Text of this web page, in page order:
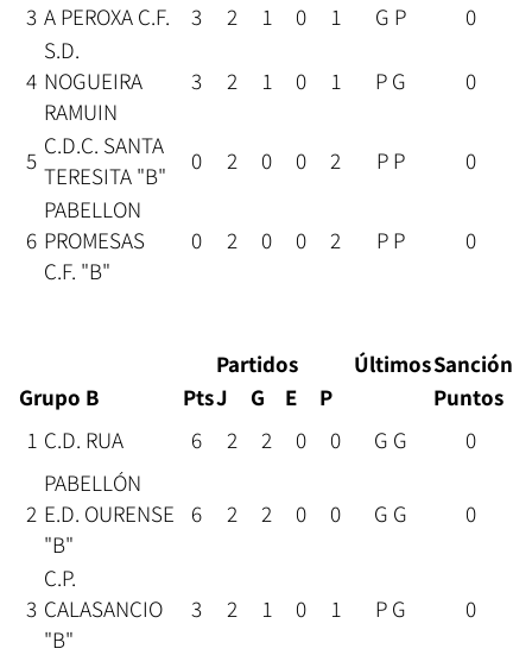
3 A PEROXA C.F. 3 2 1 0 1 G P 0
4
S.D.
NOGUEIRA
RAMUIN
3 2 1 0 1 P G 0
5
C.D.C. SANTA
TERESITA "B"
0 2 0 0 2 P P 0
6
PABELLON
PROMESAS
C.F. "B"
0 2 0 0 2 P P 0
Partidos ÚltimosSanción
Grupo B
PtsJ G E P
Puntos
1 C.D. RUA 6 2 2 0 0 G G 0
2
PABELLÓN
E.D. OURENSE
"B"
6 2 2 0 0 G G 0
3
C.P.
CALASANCIO
"B"
3 2 1 0 1 P G 0